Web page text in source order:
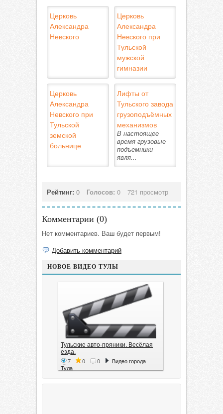
Церковь
Александра
Невского
Церковь
Александра
Невского при
Тульской
мужской
гимназии
Церковь
Александра
Невского при
Тульской
земской
больнице
Лифты от
Тульского завода
грузоподъёмных
механизмов
В настоящее
время грузовые
подъемники
явля...
Рейтинг: 0 Голосов: 0 721 просмотр
Комментарии (0)
Нет комментариев. Ваш будет первым!
Добавить комментарий
НОВОЕ ВИДЕО ТУЛЫ
Тульские авто-пряники. Весёлая
езда.
7 0 0
Видео города
Тула